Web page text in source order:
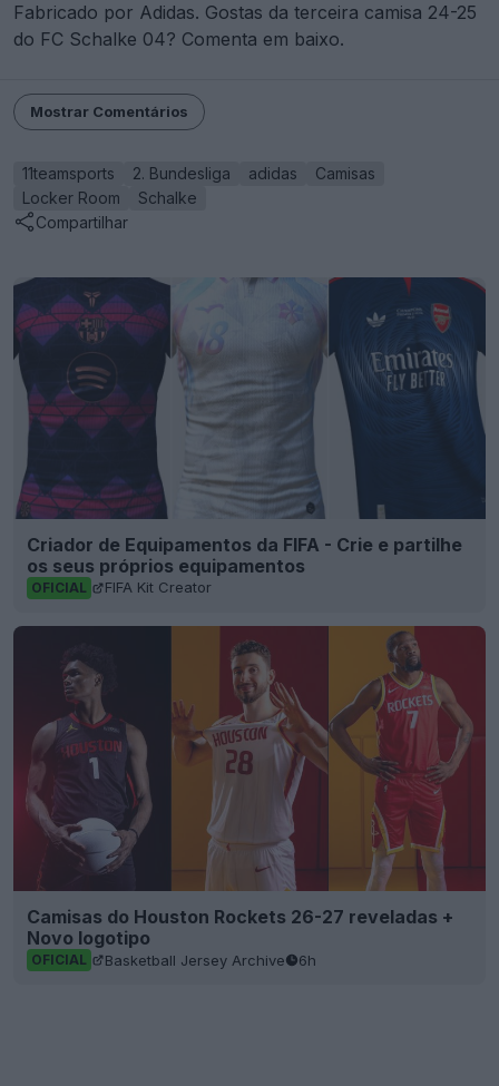
Fabricado por Adidas. Gostas da terceira camisa 24-25
do FC Schalke 04? Comenta em baixo.
Mostrar Comentários
11teamsports 2. Bundesliga adidas
Camisas
Locker Room
Schalke
Compartilhar
Criador de Equipamentos da FIFA - Crie e partilhe
os seus próprios equipamentos
OFICIAL FIFA Kit Creator
Camisas do Houston Rockets 26-27 reveladas +
Novo logotipo
OFICIAL Basketball Jersey Archive 6h